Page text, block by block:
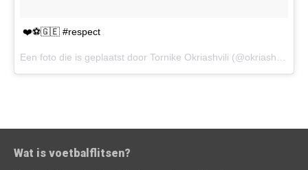
❤️⚽️🇬🇪 #respect
Een foto die is geplaatst door Tornike Okriashvili (@okriashvilii) op
Wat is voetbalflitsen?